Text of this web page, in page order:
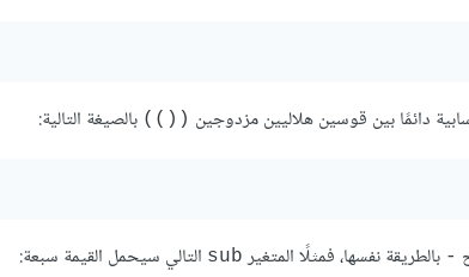
دائمًا بين قوسين هلاليين مزدوجين (()) بالصيغة التالية:
- بالطريقة نفسها، فمثلًا المتغير sub التالي سيحمل القيمة سبعة: